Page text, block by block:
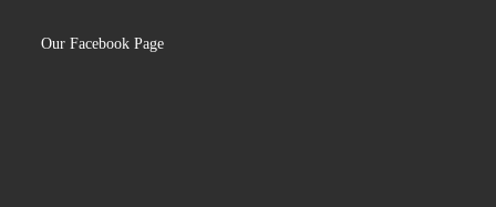
Our Facebook Page